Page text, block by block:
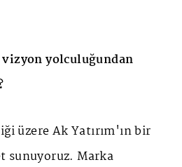
yolculuğundan
üzere Ak Yatırım'ın bir
sunuyoruz. Marka